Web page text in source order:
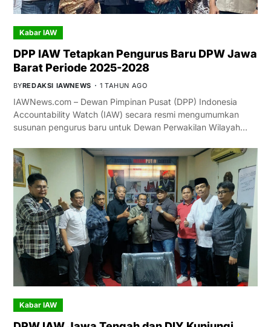
Kabar IAW
DPP IAW Tetapkan Pengurus Baru DPW Jawa
Barat Periode 2025-2028
BYREDAKSI IAWNEWS 1 TAHUN AGO
IAWNews.com – Dewan Pimpinan Pusat (DPP) Indonesia
Accountability Watch (IAW) secara resmi mengumumkan
susunan pengurus baru untuk Dewan Perwakilan Wilayah…
Kabar IAW